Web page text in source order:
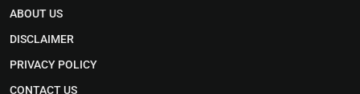
r
a
m
a
p
p
ABOUT US
DISCLAIMER
PRIVACY POLICY
CONTACT US